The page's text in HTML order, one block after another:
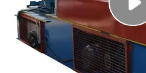
PRODUKTE